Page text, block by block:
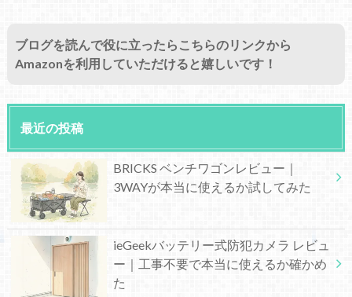
ブログを読んで役に立ったらこちらのリンクから
Amazonを利用していただけると嬉しいです！
最近の投稿
BRICKS ベンチワゴンレビュー｜
3WAYが本当に使えるか試してみた
ieGeekバッテリー式防犯カメラ レビュ
ー｜工事不要で本当に使えるか確かめ
た